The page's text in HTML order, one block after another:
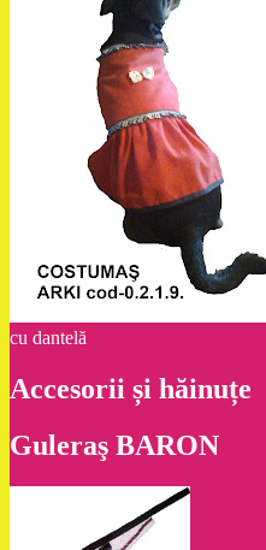
cu dantelă
Accesorii și hăinuțe
Guleraş BARON